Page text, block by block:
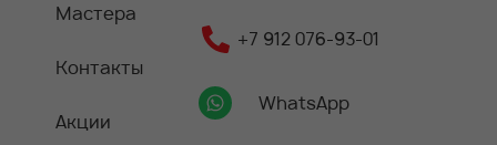
Мастера
Контакты
Акции
+7 912 076-93-01
WhatsApp